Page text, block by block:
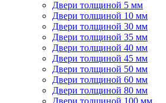
Двери толщиной 5 мм
Двери толщиной 10 мм
Двери толщиной 30 мм
Двери толщиной 35 мм
Двери толщиной 40 мм
Двери толщиной 45 мм
Двери толщиной 50 мм
Двери толщиной 60 мм
Двери толщиной 80 мм
Двери толщиной 100 мм